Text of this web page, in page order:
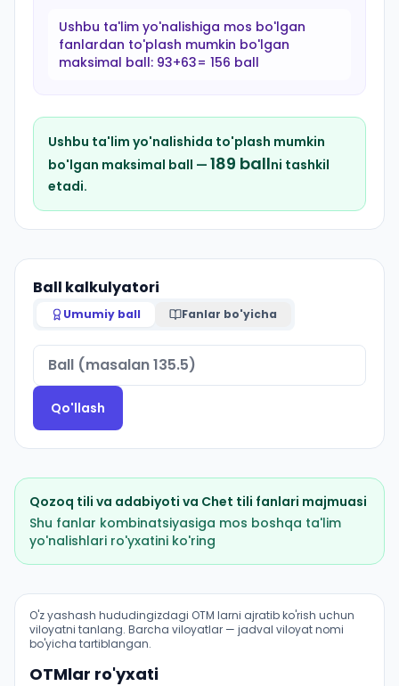
Ushbu ta'lim yo'nalishiga mos bo'lgan
fanlardan to'plash mumkin bo'lgan
maksimal ball: 93+63= 156 ball
Ushbu ta'lim yo'nalishida to'plash mumkin
bo'lgan maksimal ball — 189 ballni tashkil
etadi.
Ball kalkulyatori
Umumiy ball Fanlar bo'yicha
Qo'llash
Qozoq tili va adabiyoti va Chet tili fanlari majmuasi
Shu fanlar kombinatsiyasiga mos boshqa ta'lim
yo'nalishlari ro'yxatini ko'ring
Filologiya va tillarni oʻqitish: qozoq tili: OTM lar
O'z yashash hududingizdagi OTM larni ajratib ko'rish uchun
viloyatni tanlang. Barcha viloyatlar — jadval viloyat nomi
bo'yicha tartiblangan.
OTMlar ro'yxati